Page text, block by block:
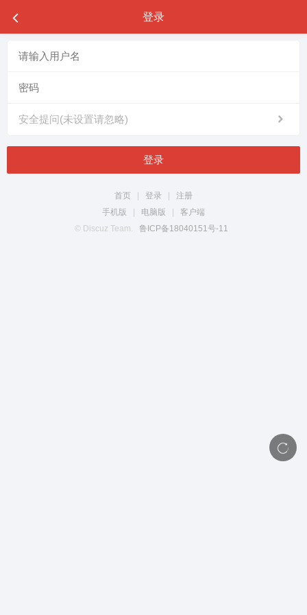
登录
安全提问(未设置请忽略)
登录
首页 登录
注册
手机版
电脑版
客户端
© Discuz Team.
鲁ICP备18040151号-11